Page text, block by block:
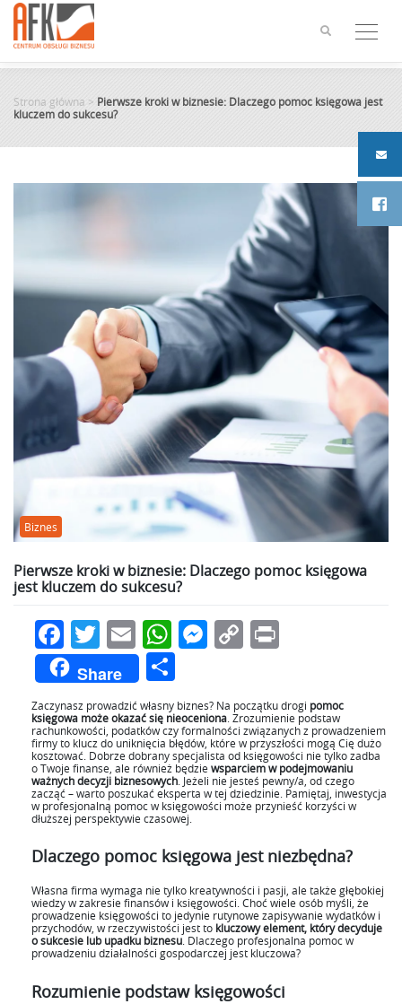
content
Strona główna > Pierwsze kroki w biznesie: Dlaczego pomoc księgowa jest
kluczem do sukcesu?
Biznes
Pierwsze kroki w biznesie: Dlaczego pomoc księgowa
jest kluczem do sukcesu?
Facebook
Twitter
EmailWhatsApp
Messenger
Copy
Share
się
​​​​​​Zaczynasz prowadzić własny biznes? Na początku drogi pomoc
księgowa może okazać się nieoceniona . Zrozumienie podstaw
rachunkowości, podatków czy formalności związanych z prowadzeniem
firmy to klucz do uniknięcia błędów, które w przyszłości mogą Cię dużo
kosztować. Dobrze dobrany specjalista od księgowości nie tylko zadba
o Twoje finanse, ale również będzie wsparciem w podejmowaniu
ważnych decyzji biznesowych . Jeżeli nie jesteś pewny/a, od czego
zacząć – warto poszukać eksperta w tej dziedzinie. Pamiętaj, inwestycja
w profesjonalną pomoc w księgowości może przynieść korzyści w
dłuższej perspektywie czasowej.
Dlaczego pomoc księgowa jest niezbędna?
Własna firma wymaga nie tylko kreatywności i pasji, ale także głębokiej
wiedzy w zakresie finansów i księgowości. Choć wiele osób myśli, że
prowadzenie księgowości to jedynie rutynowe zapisywanie wydatków i
przychodów, w rzeczywistości jest to kluczowy element, który decyduje
o sukcesie lub upadku biznesu. Dlaczego profesjonalna pomoc w
prowadzeniu działalności gospodarczej jest kluczowa?
Rozumienie podstaw księgowości